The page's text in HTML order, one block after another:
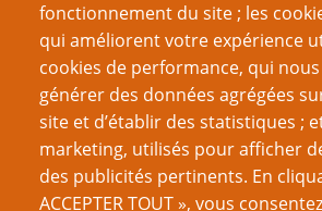
[En réponse à un commentaire
laisser les joueurs interpréter les
le veulent plutôt que de perdre
de trancher (NdT)]
[…]La fermeté en matière de
pas nécessairement qu’il y ait
comme le fait remarquer Will,
fonctionnement du site ; les
qui améliorent votre expérience
cookies de performance, qui
générer des données agrégées
site et d’établir des statistiques ;
marketing, utilisés pour afficher
des publicités pertinents. En
ACCEPTER TOUT », vous